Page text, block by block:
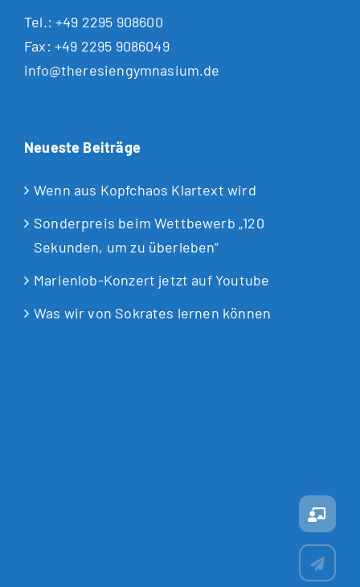
Tel.:+49 2295 908600
Fax: +49 2295 9086049
info@theresiengymnasium.de
Neueste Beiträge
Wenn aus Kopfchaos Klartext wird
Sonderpreis beim Wettbewerb „120
Sekunden, um zu überleben“
Marienlob-Konzert jetzt auf Youtube
Was wir von Sokrates lernen können